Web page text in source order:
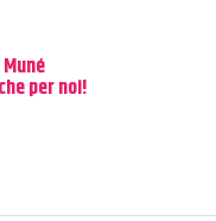
per noi!